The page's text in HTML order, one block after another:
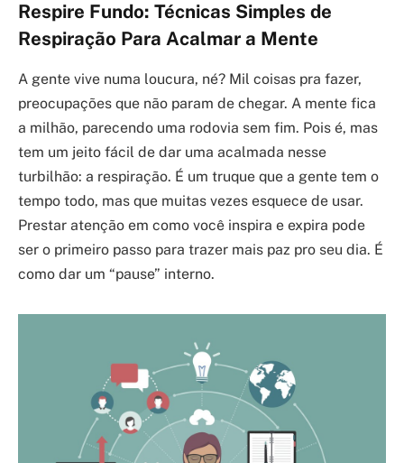
Respire Fundo: Técnicas Simples de
Respiração Para Acalmar a Mente
A gente vive numa loucura, né? Mil coisas pra fazer,
preocupações que não param de chegar. A mente fica
a milhão, parecendo uma rodovia sem fim. Pois é, mas
tem um jeito fácil de dar uma acalmada nesse
turbilhão: a respiração. É um truque que a gente tem o
tempo todo, mas que muitas vezes esquece de usar.
Prestar atenção em como você inspira e expira pode
ser o primeiro passo para trazer mais paz pro seu dia. É
como dar um “pause” interno.